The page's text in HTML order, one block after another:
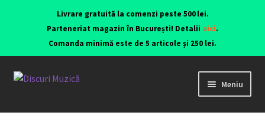
Livrare gratuită la comenzi peste 500 lei.
Parteneriat magazin în București! Detalii aici.
Comanda minimă este de 5 articole și 250 lei.
Meniu
Viniluri ediții originale anii 70-90